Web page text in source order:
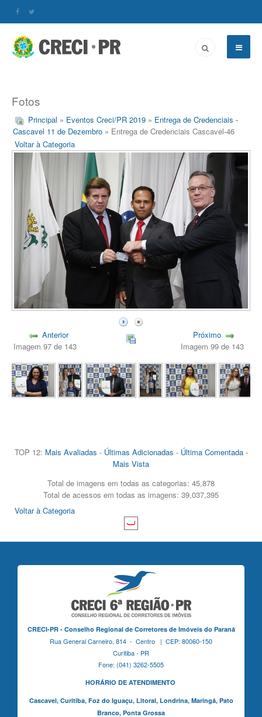
Fotos
Principal » Eventos Creci/PR 2019 » Entrega de Credenciais -
Cascavel 11 de Dezembro » Entrega de Credenciais Cascavel-46
Voltar à Categoria
Anterior
Imagem 97 de 143
Próximo
Imagem 99 de 143
TOP 12: Mais Avaliadas - Últimas Adicionadas - Última Comentada-
Mais Vista
Total de imagens em todas as categorias: 45,878
Total de acessos em todas as imagens: 39,037,395
Voltar à Categoria
CRECI-PR - Conselho Regional de Corretores de Imóveis do Paraná
Rua General Carneiro, 814 - Centro | CEP: 80060-150
Curitiba - PR
Fone: (041) 3262-5505
HORÁRIO DE ATENDIMENTO
Cascavel, Curitiba,Foz do Iguaçu, Litoral, Londrina, Maringá, Pato
Branco, Ponta Grossa